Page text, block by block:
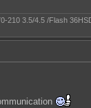
210 3.5/4.5 /Flash